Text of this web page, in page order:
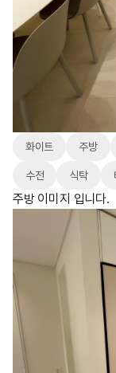
화이트 주방
수전 식탁
주방 이미지 입니다.